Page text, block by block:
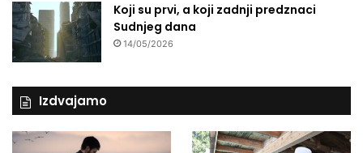
Koji su prvi, a koji zadnji predznaci
Sudnjeg dana
14/05/2026
Izdvajamo